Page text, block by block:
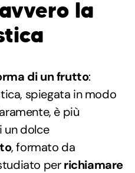
la
di un frutto:
spiegata in modo
è più
un dolce
, formato da
perrichiamare